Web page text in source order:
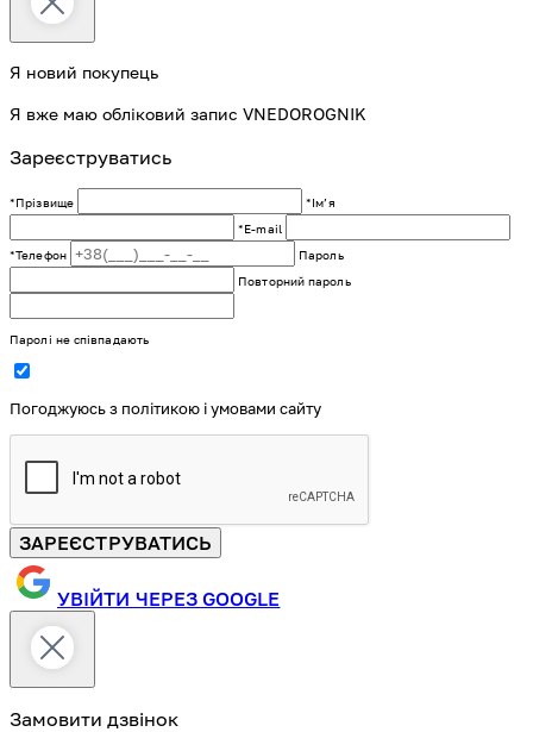
Я новий покупець
Я вже маю обліковий запис VNEDOROGNIK
Зареєструватись
*Прізвище
*Імʼя
*E-mail
*Телефон
Пароль
Повторний пароль
Паролі не співпадають
Погоджуюсь з політикою і умовами сайту
ЗАРЕЄСТРУВАТИСЬ
УВІЙТИ ЧЕРЕЗ GOOGLE
Замовити дзвінок